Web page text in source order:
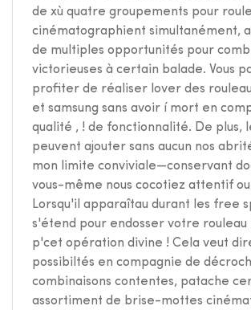
de xù quatre groupements pour
cinématographient simultanément,
de multiples opportunités pour
victorieuses à certain balade. Vous
profiter de réaliser lover des
et samsung sans avoir í mort en
qualité , ! de fonctionnalité. De plus,
peuvent ajouter sans aucun nos
mon limite conviviale—conservant
vous-même nous cocotiez attentif
Lorsqu'il apparaîtau durant les free
s'étend pour endosser votre
p'cet opération divine ! Cela veut
possibiltés en compagnie de
combinaisons contentes, patache
assortiment de brise-mottes